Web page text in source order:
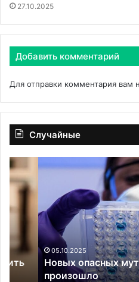
27.10.2025
Добавить комментарий
Для отправки комментария вам
Случайные
Новых
опасных
мутаций
коронавируса
пока
произошло
05.10.2025
Новых опасных мутаций
произошло